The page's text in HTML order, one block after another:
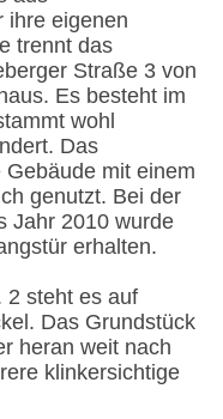
ihre eigenen
trennt das
Straße 3 von
Es besteht im
wohl
Das
mit einem
genutzt. Bei der
Jahr 2010 wurde
erhalten.
2 steht es auf
Das Grundstück
heran weit nach
klinkersichtige